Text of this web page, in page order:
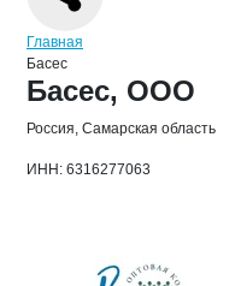
Навигация по
Главная
Басес
Основная
Басес, ООО
Россия, Самарская область
ИНН: 6316277063